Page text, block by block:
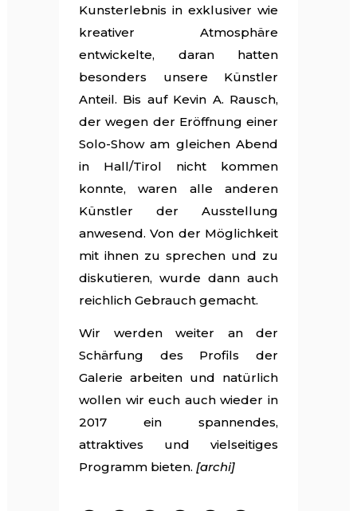
Kunsterlebnis in exklusiver wie
kreativer Atmosphäre
entwickelte, daran hatten
besonders unsere Künstler
Anteil. Bis auf Kevin A. Rausch,
der wegen der Eröffnung einer
Solo-Show am gleichen Abend
in Hall/Tirol nicht kommen
konnte, waren alle anderen
Künstler der Ausstellung
anwesend. Von der Möglichkeit
mit ihnen zu sprechen und zu
diskutieren, wurde dann auch
reichlich Gebrauch gemacht.
Wir werden weiter an der
Schärfung des Profils der
Galerie arbeiten und natürlich
wollen wir euch auch wieder in
2017 ein spannendes,
attraktives und vielseitiges
Programm bieten. [archi]